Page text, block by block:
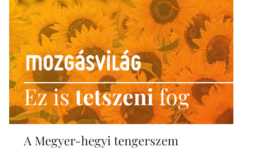
Ez istetszenifog
A Megyer-hegyi tengerszem